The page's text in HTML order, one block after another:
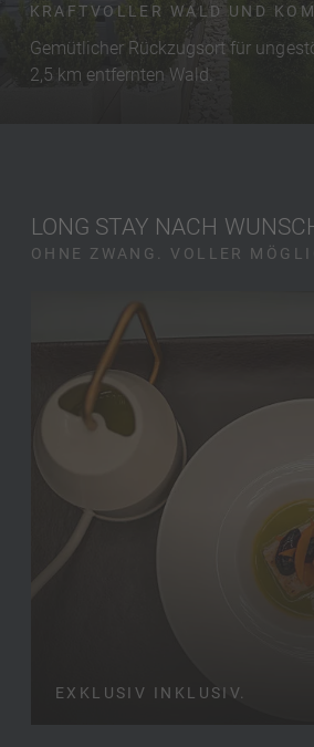
KRAFTVOLLER WALD UND
Gemütlicher Rückzugsort für
2,5 km entfernten Wald.
LONG STAY NACH
OHNE ZWANG. VOLLER
EXKLUSIV INKLUSIV.